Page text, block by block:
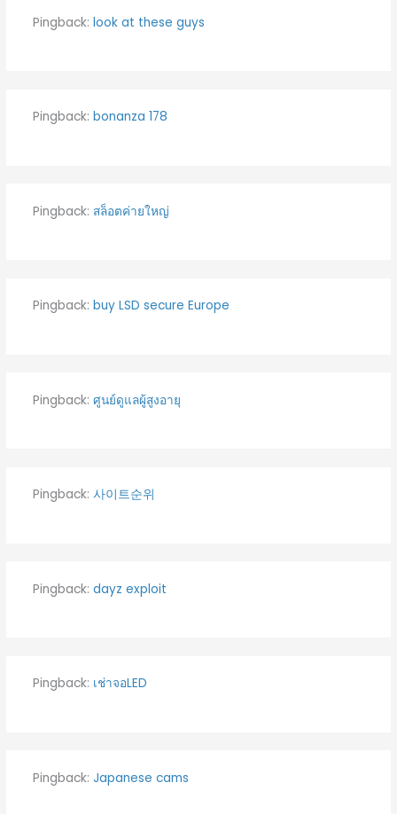
Pingback: look at these guys
Pingback: bonanza 178
Pingback: สล็อตค่ายใหญ่
Pingback: buy LSD secure Europe
Pingback: ศูนย์ดูแลผู้สูงอายุ
Pingback: 사이트순위
Pingback: dayz exploit
Pingback: เช่าจอLED
Pingback: Japanese cams